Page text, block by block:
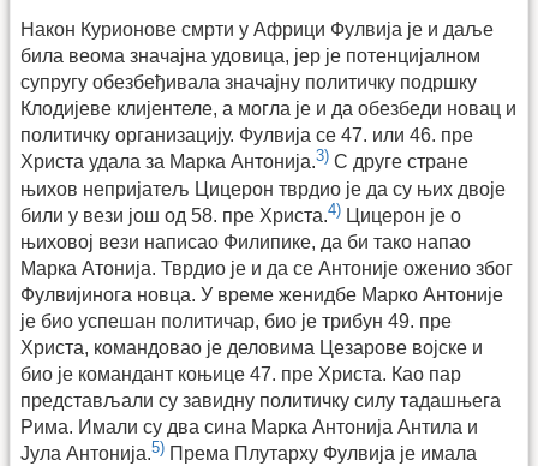
Након Курионове смрти у Африци Фулвија је и даље
била веома значајна удовица, јер је потенцијалном
супругу обезбеђивала значајну политичку подршку
Клодијеве клијентеле, а могла је и да обезбеди новац и
политичку организацију. Фулвија се 47. или 46. пре
Христа удала за Марка Антонија.3) С друге стране
њихов непријатељ Цицерон тврдио је да су њих двоје
били у вези још од 58. пре Христа.4) Цицерон је о
њиховој вези написао Филипике, да би тако напао
Марка Атонија. Тврдио је и да се Антоније оженио због
Фулвијинога новца. У време женидбе Марко Антоније
је био успешан политичар, био је трибун 49. пре
Христа, командовао је деловима Цезарове војске и
био је командант коњице 47. пре Христа. Као пар
представљали су завидну политичку силу тадашњега
Рима. Имали су два сина Марка Антонија Антила и
Јула Антонија.5) Према Плутарху Фулвија је имала